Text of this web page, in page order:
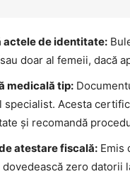
actele de identitate:
doar al femeii, dacă
medicală tip:
specialist. Acesta
și recomandă
atestare fiscală: Emis
zero datorii